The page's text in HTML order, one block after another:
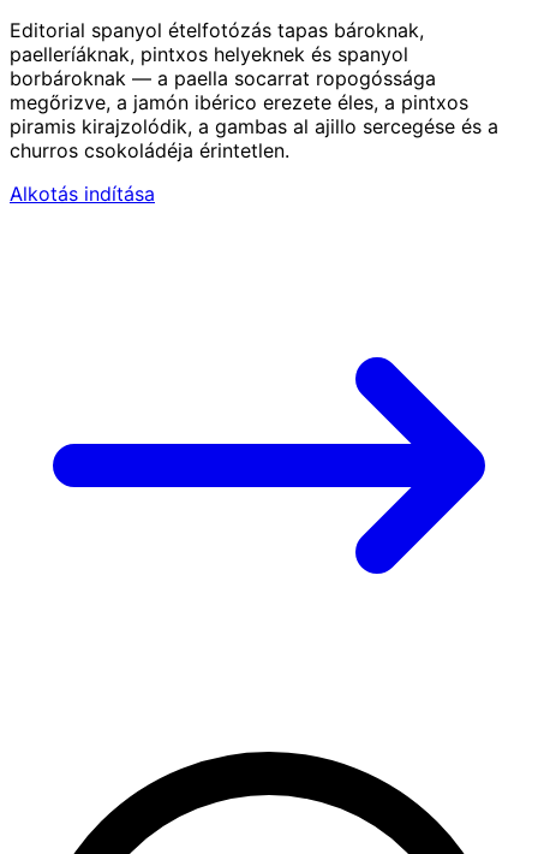
Editorial spanyol ételfotózás tapas bároknak,
paelleríáknak, pintxos helyeknek és spanyol
borbároknak — a paella socarrat ropogóssága
megőrizve, a jamón ibérico erezete éles, a pintxos
piramis kirajzolódik, a gambas al ajillo sercegése és a
churros csokoládéja érintetlen.
Alkotás indítása